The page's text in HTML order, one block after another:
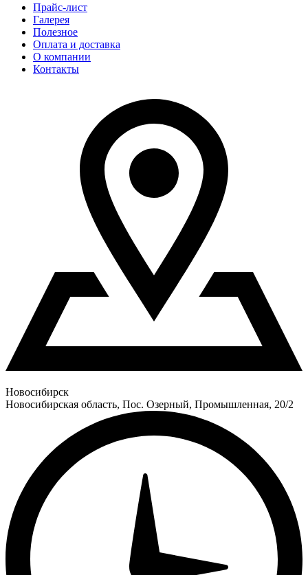
Прайс-лист
Галерея
Полезное
Оплата и доставка
О компании
Контакты
Новосибирск
Новосибирская область, Пос. Озерный, Промышленная, 20/2